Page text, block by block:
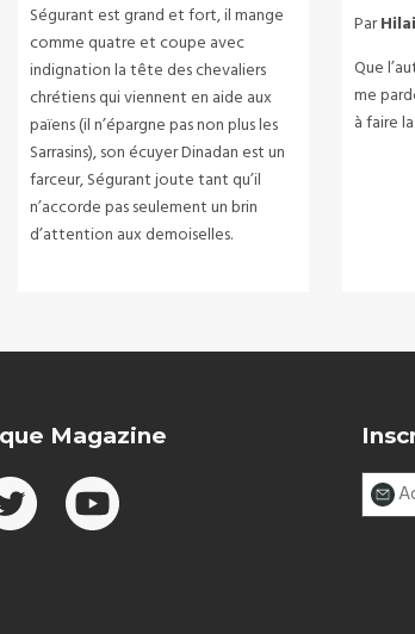
Ségurant est grand et fort, il mange
comme quatre et coupe avec
indignation la tête des chevaliers
chrétiens qui viennent en aide aux
païens (il n’épargne pas non plus les
Sarrasins), son écuyer Dinadan est un
farceur, Ségurant joute tant qu’il
n’accorde pas seulement un brin
d’attention aux demoiselles.
Par
Que
me
à faire
Magazine